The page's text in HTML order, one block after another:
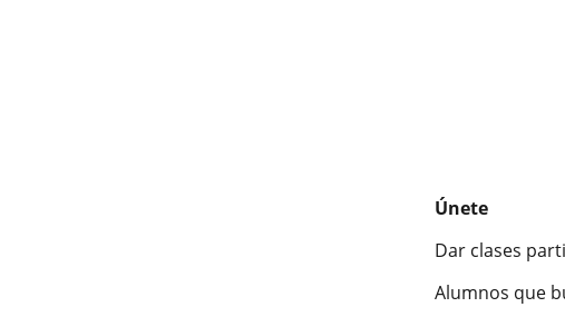
Únete
Dar clases
Alumnos que